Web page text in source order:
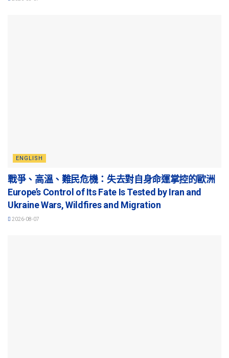
ENGLISH
戰爭、高溫、難民危機：失去對自身命運掌控的歐洲
Europe’s Control of Its Fate Is Tested by Iran and
Ukraine Wars, Wildfires and Migration
2026-08-07